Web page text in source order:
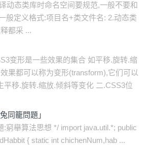
动态类库时命名空间要规范,一般不要和
般定义格式:项目名+类文件名: 2.动态类
都采 ...
变形是一些效果的集合 如平移.旋转.缩
果都可以称为变形(transform),它们可以
平移.旋转.缩放.倾斜等变化 二.CSS3位
同籠問題」
:窮舉算法思想 */ import java.util.*; public
{ static int chichenNum,hab ...